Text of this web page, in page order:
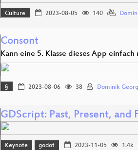
Culture 2023-08-05 140
Consont
Kann eine 5. Klasse dieses App einfach
§ 2023-08-06 38 Dominik
GDScript: Past, Present, and
Keynote godot 2023-11-05 1.4k